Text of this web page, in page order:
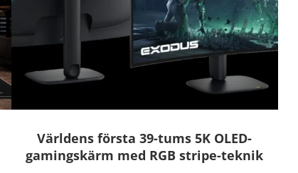
Världens första 39-tums 5K OLED-
gamingskärm med RGB stripe-teknik